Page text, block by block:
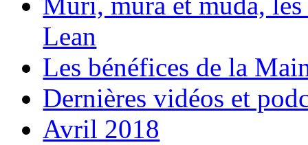
Lean
Les bénéfices de la
Dernières vidéos et
Avril 2018